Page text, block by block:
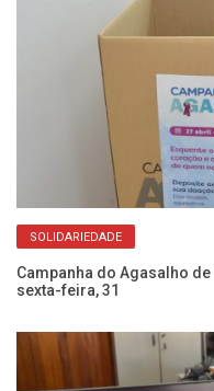
SOLIDARIEDADE
Campanha do Agasalho
sexta-feira, 31